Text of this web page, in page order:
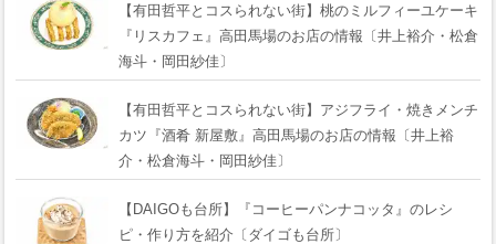
【有田哲平とコスられない街】桃のミルフィーユケーキ
『リスカフェ』高田馬場のお店の情報〔井上裕介・松倉
海斗・岡田紗佳〕
【有田哲平とコスられない街】アジフライ・焼きメンチ
カツ『酒肴 新屋敷』高田馬場のお店の情報〔井上裕
介・松倉海斗・岡田紗佳〕
【DAIGOも台所】『コーヒーパンナコッタ』のレシ
ピ・作り方を紹介〔ダイゴも台所〕